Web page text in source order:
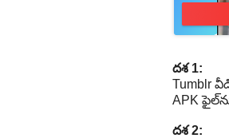
దశ 1:
Tumblr
APK
దశ 2: